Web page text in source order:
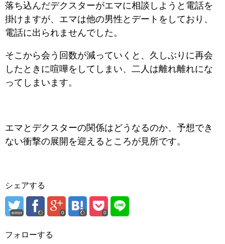
落ち込んだデクスターがエマに相談しようと電話を
掛けますが、エマは他の男性とデートをしており、
電話に出られませんでした。
そこから会う回数が減っていくと、久しぶりに再会
したときに喧嘩をしてしまい、二人は離れ離れにな
ってしまいます。
エマとデクスターの関係はどうなるのか、予想でき
ない衝撃の展開を迎えるところが見所です。
シェアする
error 0 0
フォローする